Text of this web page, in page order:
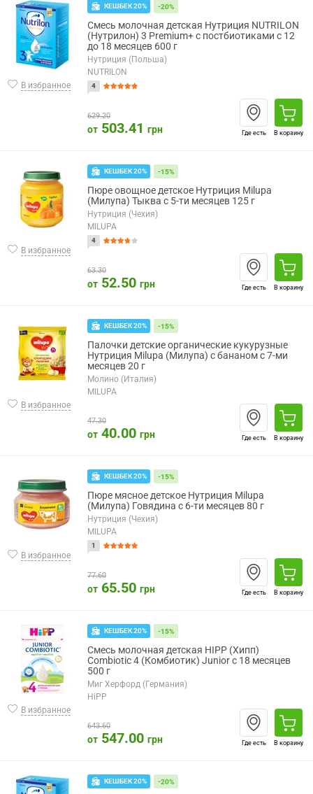
В избранное
КЕШБЕК 20% -20%
Смесь молочная детская Нутриция NUTRILON
(Нутрилон) 3 Premium+ с постбиотиками с 12
до 18 месяцев 600 г
Нутриция (Польша)
NUTRILON
4
629.20
от 503.41 грн Где есть В корзину
В избранное
КЕШБЕК 20% -15%
Пюре овощное детское Нутриция Milupa
(Милупа) Тыква с 5-ти месяцев 125 г
Нутриция (Чехия)
MILUPA
4
63.30
от 52.50 грн Где есть В корзину
В избранное
КЕШБЕК 20% -15%
Палочки детские органические кукурузные
Нутриция Milupa (Милупа) с бананом с 7-ми
месяцев 20 г
Молино (Италия)
MILUPA
47.30
от 40.00 грн Где есть В корзину
В избранное
КЕШБЕК 20% -15%
Пюре мясное детское Нутриция Milupa
(Милупа) Говядина с 6-ти месяцев 80 г
Нутриция (Чехия)
MILUPA
1
77.60
от 65.50 грн Где есть В корзину
В избранное
КЕШБЕК 20% -15%
Смесь молочная детская HIPP (Хипп)
Combiotic 4 (Комбиотик) Junior с 18 месяцев
500 г
Миг Херфорд (Германия)
HiPP
643.60
от 547.00 грн Где есть В корзину
КЕШБЕК 20% -20%